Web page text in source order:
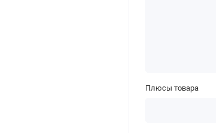
Плюсы товара